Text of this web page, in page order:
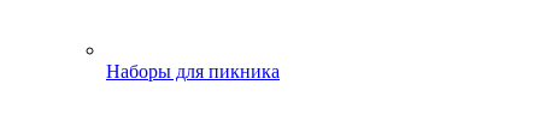
Наборы для пикника